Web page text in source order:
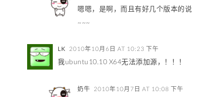
嗯嗯，是啊，而且有好几个版本的说
~~~
LK 2010年10月6日 AT 10:23 下午
我ubuntu10.10 X64无法添加源，！！！
奶牛 2010年10月7日 AT 10:08 下午